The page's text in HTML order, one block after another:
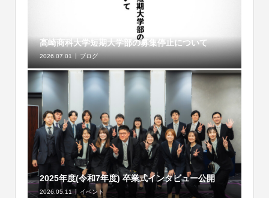
高崎商科大学短期大学部の募集停止について
2026.07.01 ブログ
2025年度(令和7年度) 卒業式インタビュー公開
2026.05.11 イベント